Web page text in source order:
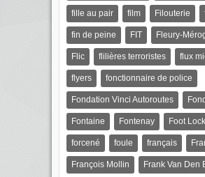
fille au pair film Filouterie
fin de peine FIT Fleury-
Flic flilières terroristes flux
flyers fonctionnaire de police
Fondation Vinci Autoroutes
Fontaine Fontenay Foot
forcené foule français
François Mollin Frank Van Den